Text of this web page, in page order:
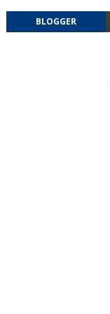
BLOGGER